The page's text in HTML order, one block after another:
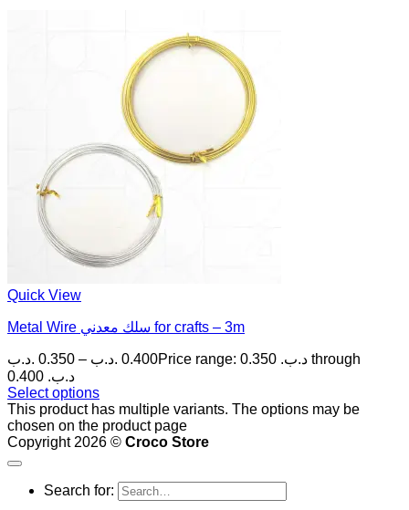
Quick View
Metal Wire سلك معدني for crafts – 3m
0.350 .د.ب – 0.400 .د.ب
Price range: 0.350 .د.ب through
0.400 .د.ب
Select options
This product has multiple variants. The options may be
chosen on the product page
Copyright 2026 © Croco Store
Search for: